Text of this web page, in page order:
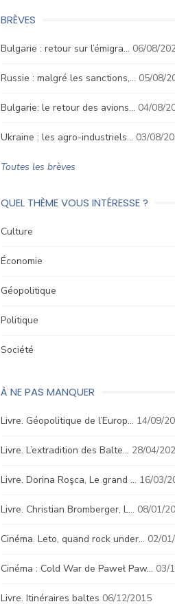
BRÈVES
Bulgarie : retour sur l’émigra… 06/08/
Russie : malgré les sanctions,… 05/08/
Bulgarie: le retour des avions… 04/08/
Ukraine : les agro-industriels… 03/08/
Toutes les brèves
QUEL THÈME VOUS INTÉRESSE ?
Culture
Économie
Géopolitique
Politique
Société
À NE PAS MANQUER
Livre. Géopolitique de l’Europ… 14/09/
Livre. L’extradition des Balte… 28/04/
Livre. Dorina Roşca, Le grand … 16/03/
Livre. Christian Bromberger, L… 08/01/
Cinéma. Leto, quand rock under… 02/
Cinéma : Cold War de Paweł Paw… 03/
Livre. Itinéraires baltes 06/12/2015